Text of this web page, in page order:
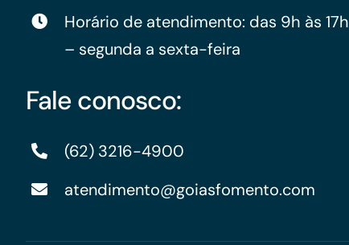
Horário de atendimento: das 9h às 17h
– segunda a sexta-feira
Fale conosco:
(62) 3216-4900
atendimento@goiasfomento.com